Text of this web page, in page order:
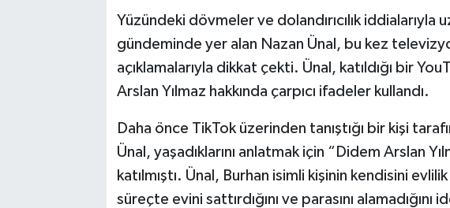
Yüzündeki dövmeler ve dolandırıcılık iddialarıyla
gündeminde yer alan Nazan Ünal, bu kez
açıklamalarıyla dikkat çekti. Ünal, katıldığı bir
Arslan Yılmaz hakkında çarpıcı ifadeler kullandı.
Daha önce TikTok üzerinden tanıştığı bir kişi
Ünal, yaşadıklarını anlatmak için “Didem Arslan
katılmıştı. Ünal, Burhan isimli kişinin kendisini
süreçte evini sattırdığını ve parasını alamadığını